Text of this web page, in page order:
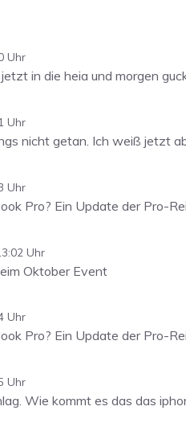
Uhr
in die heia und morgen
Uhr
nicht getan. Ich weiß jetzt
Uhr
Pro? Ein Update der Pro-
Uhr
Oktober Event
Uhr
Pro? Ein Update der Pro-
Uhr
Wie kommt es das das